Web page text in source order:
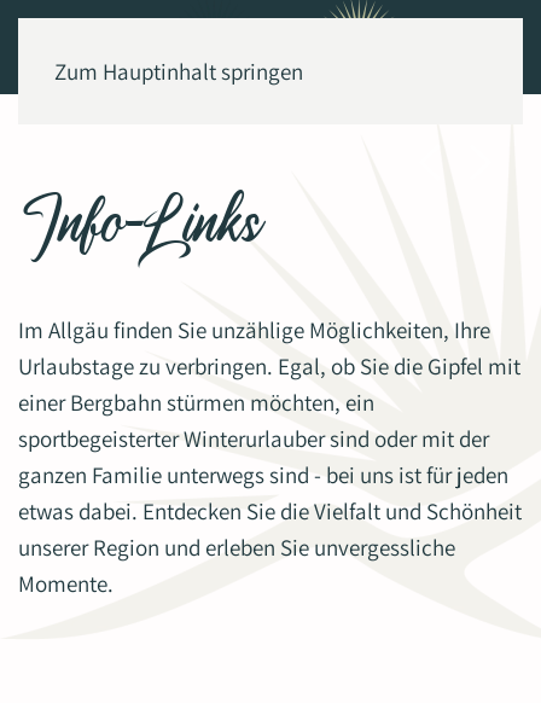
Zum Hauptinhalt springen
Info-Links
Im Allgäu finden Sie unzählige Möglichkeiten, Ihre
Urlaubstage zu verbringen. Egal, ob Sie die Gipfel mit
einer Bergbahn stürmen möchten, ein
sportbegeisterter Winterurlauber sind oder mit der
ganzen Familie unterwegs sind - bei uns ist für jeden
etwas dabei. Entdecken Sie die Vielfalt und Schönheit
unserer Region und erleben Sie unvergessliche
Momente.